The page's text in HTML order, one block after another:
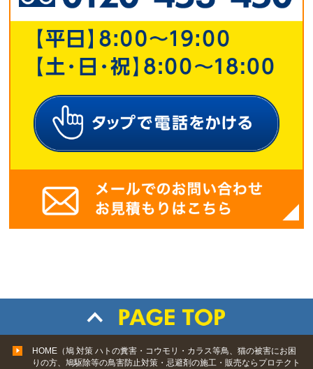
HOME（鳩 対策 ハトの糞害・コウモリ・カラス等鳥、猫の被害にお困
りの方、鳩駆除等の鳥害防止対策・忌避剤の施工・販売ならプロテクト